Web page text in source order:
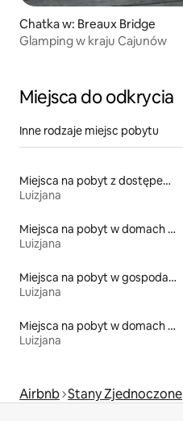
Chatka w: Breaux Bridge
Glamping w kraju Cajunów
Miejsca do odkrycia
Inne rodzaje miejsc pobytu
Miejsca na pobyt z dostępem do jeziora
Luizjana
Miejsca na pobyt w domach wakacyjnych
Luizjana
Miejsca na pobyt w gospodarstwach agroturystycznych
Luizjana
Miejsca na pobyt w domach na wodzie
Luizjana
Airbnb Stany Zjednoczone